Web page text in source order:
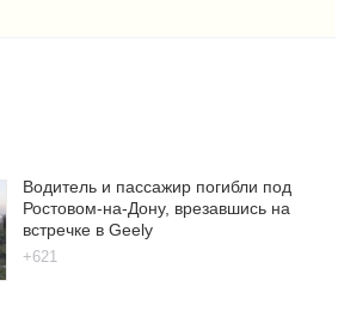
Водитель и пассажир погибли под
Ростовом-на-Дону, врезавшись на
встречке в Geely
+621